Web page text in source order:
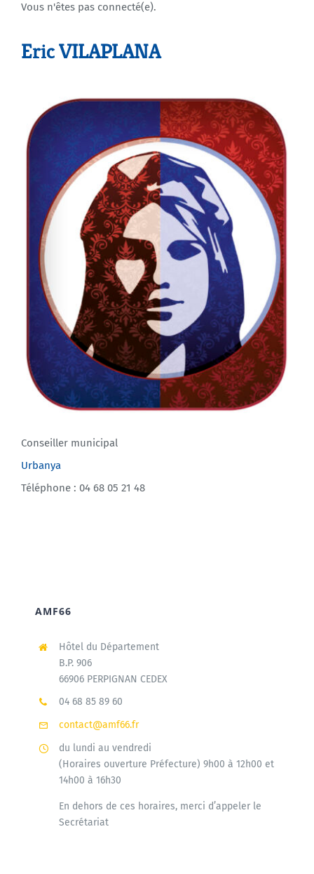
Agenda
Vous n'êtes pas connecté(e).
Eric VILAPLANA
Conseiller municipal
Urbanya
Téléphone : 04 68 05 21 48
AMF66
Hôtel du Département
B.P. 906
66906 PERPIGNAN CEDEX
04 68 85 89 60
contact@amf66.fr
du lundi au vendredi
(Horaires ouverture Préfecture) 9h00 à 12h00 et
14h00 à 16h30
En dehors de ces horaires, merci d’appeler le
Secrétariat